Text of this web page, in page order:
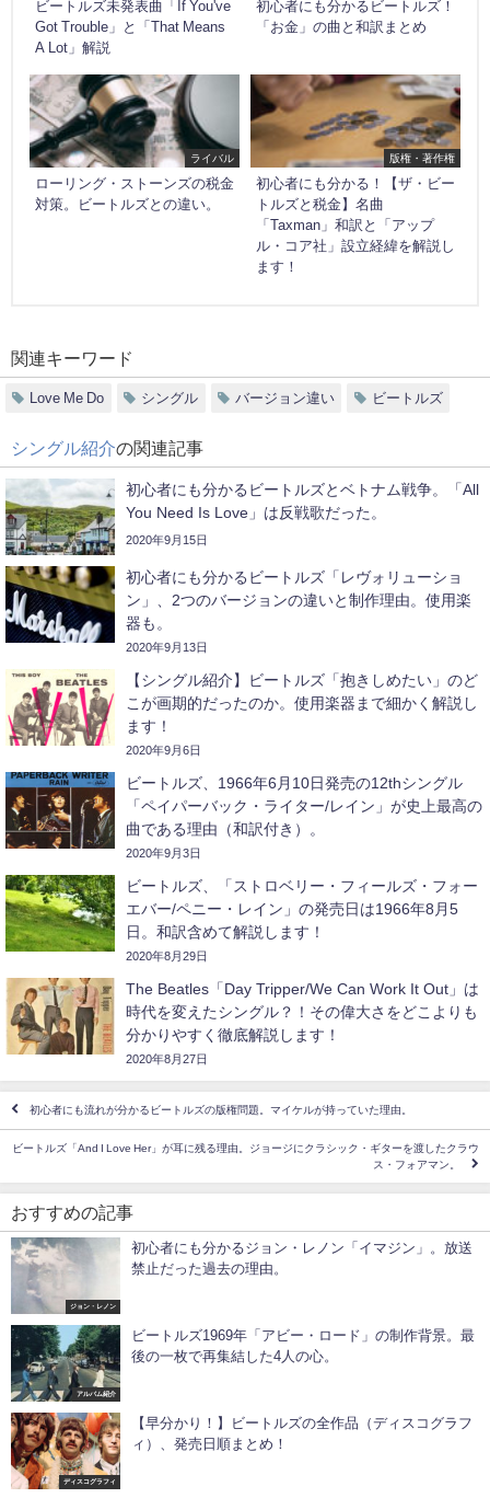
ビートルズ未発表曲「If You've
Got Trouble」と「That Means
A Lot」解説
初心者にも分かるビートルズ！
「お金」の曲と和訳まとめ
ライバル
ローリング・ストーンズの税金
対策。ビートルズとの違い。
版権・著作権
初心者にも分かる！【ザ・ビー
トルズと税金】名曲
「Taxman」和訳と「アップ
ル・コア社」設立経緯を解説し
ます！
関連キーワード
Love Me Do シングル バージョン違い ビートルズ
シングル紹介の関連記事
初心者にも分かるビートルズとベトナム戦争。「All
You Need Is Love」は反戦歌だった。
2020年9月15日
初心者にも分かるビートルズ「レヴォリューショ
ン」、2つのバージョンの違いと制作理由。使用楽
器も。
2020年9月13日
【シングル紹介】ビートルズ「抱きしめたい」のど
こが画期的だったのか。使用楽器まで細かく解説し
ます！
2020年9月6日
ビートルズ、1966年6月10日発売の12thシングル
「ペイパーバック・ライター/レイン」が史上最高の
曲である理由（和訳付き）。
2020年9月3日
ビートルズ、「ストロベリー・フィールズ・フォー
エバー/ペニー・レイン」の発売日は1966年8月5
日。和訳含めて解説します！
2020年8月29日
The Beatles「Day Tripper/We Can Work It Out」は
時代を変えたシングル？！その偉大さをどこよりも
分かりやすく徹底解説します！
2020年8月27日
初心者にも流れが分かるビートルズの版権問題。マイケルが持っていた理由。
ビートルズ「And I Love Her」が耳に残る理由。ジョージにクラシック・ギターを渡したクラウ
ス・フォアマン。
おすすめの記事
ジョン・レノン
初心者にも分かるジョン・レノン「イマジン」。放送
禁止だった過去の理由。
アルバム紹介
ビートルズ1969年「アビー・ロード」の制作背景。最
後の一枚で再集結した4人の心。
ディスコグラフィ
【早分かり！】ビートルズの全作品（ディスコグラフ
ィ）、発売日順まとめ！